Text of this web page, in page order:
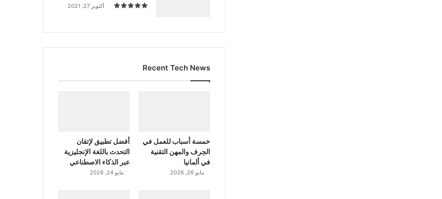
أكتوبر 27, 2021
Recent Tech News
خمسة أسباب للعمل في
الحِرف والمهن التقنية
في ألمانيا
مايو 26, 2026
أفضل تطبيق لإتقان
التحدث باللغة الإنجليزية
عبر الذكاء الاصطناعي
مايو 24, 2026